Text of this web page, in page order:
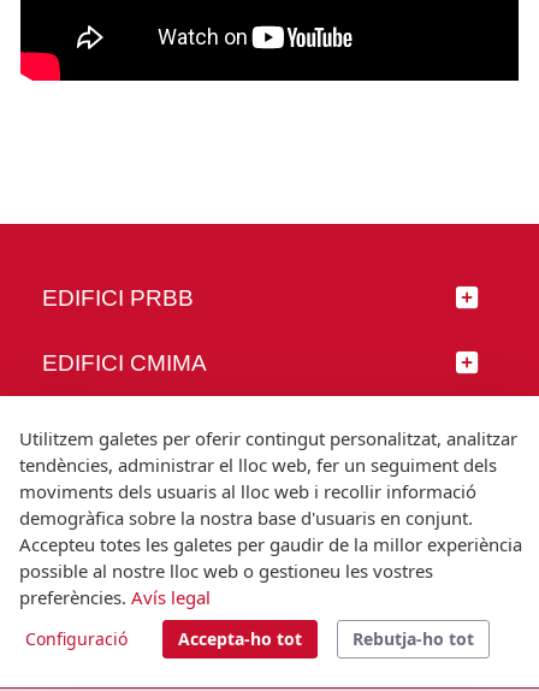
EDIFICI PRBB
EDIFICI CMIMA
SEGUEIX-NOS
© Universitat Pompeu Fabra
Barcelona
T.(+34) 93 542 20 00
Utilitzem galetes per oferir contingut personalitzat, analitzar
tendències, administrar el lloc web, fer un seguiment dels
moviments dels usuaris al lloc web i recollir informació
demogràfica sobre la nostra base d'usuaris en conjunt.
Accepteu totes les galetes per gaudir de la millor experiència
possible al nostre lloc web o gestioneu les vostres
preferències. Avís legal
Configuració Accepta-ho tot Rebutja-ho tot